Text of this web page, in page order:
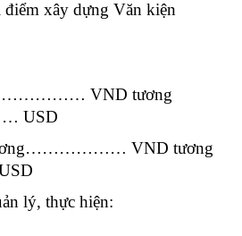
xây dựng Văn kiện
VND tương
USD
VND tương
lý, thực hiện: